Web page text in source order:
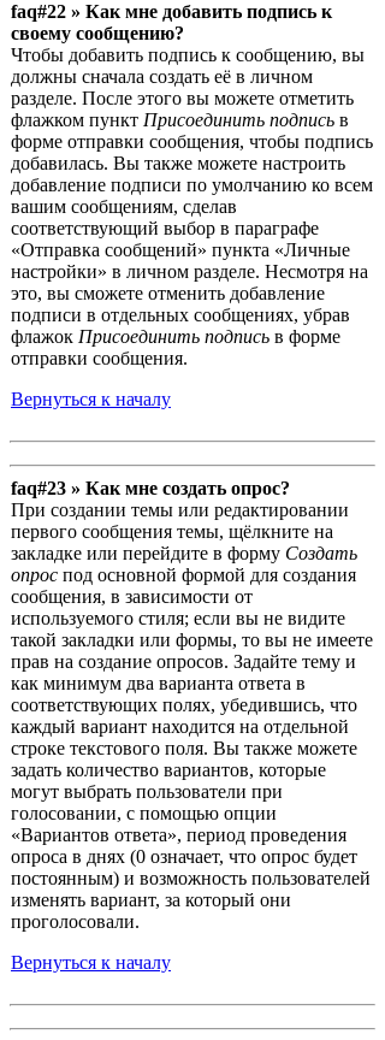
faq#22 » Как мне добавить подпись к
своему сообщению?
Чтобы добавить подпись к сообщению, вы
должны сначала создать её в личном
разделе. После этого вы можете отметить
флажком пункт Присоединить подпись в
форме отправки сообщения, чтобы подпись
добавилась. Вы также можете настроить
добавление подписи по умолчанию ко всем
вашим сообщениям, сделав
соответствующий выбор в параграфе
«Отправка сообщений» пункта «Личные
настройки» в личном разделе. Несмотря на
это, вы сможете отменить добавление
подписи в отдельных сообщениях, убрав
флажок Присоединить подпись в форме
отправки сообщения.
Вернуться к началу
faq#23 » Как мне создать опрос?
При создании темы или редактировании
первого сообщения темы, щёлкните на
закладке или перейдите в форму Создать
опрос под основной формой для создания
сообщения, в зависимости от
используемого стиля; если вы не видите
такой закладки или формы, то вы не имеете
прав на создание опросов. Задайте тему и
как минимум два варианта ответа в
соответствующих полях, убедившись, что
каждый вариант находится на отдельной
строке текстового поля. Вы также можете
задать количество вариантов, которые
могут выбрать пользователи при
голосовании, с помощью опции
«Вариантов ответа», период проведения
опроса в днях (0 означает, что опрос будет
постоянным) и возможность пользователей
изменять вариант, за который они
проголосовали.
Вернуться к началу